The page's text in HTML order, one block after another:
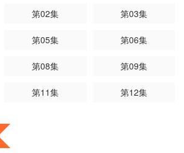
第02集 第03集
第05集 第06集
第08集 第09集
第11集 第12集